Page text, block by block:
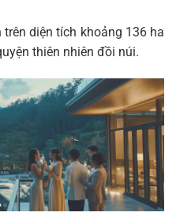
diện tích khoảng 136 ha
thiên nhiên đồi núi.